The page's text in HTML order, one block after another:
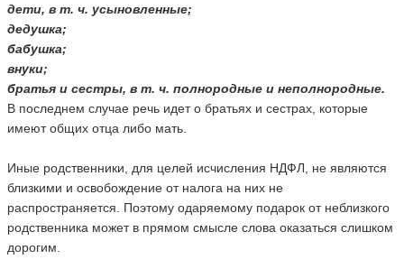
дети, в т. ч. усыновленные;
дедушка;
бабушка;
внуки;
братья и сестры, в т. ч. полнородные и неполнородные.
В последнем случае речь идет о братьях и сестрах, которые
имеют общих отца либо мать.
Иные родственники, для целей исчисления НДФЛ, не являются
близкими и освобождение от налога на них не
распространяется. Поэтому одаряемому подарок от неблизкого
родственника может в прямом смысле слова оказаться слишком
дорогим.